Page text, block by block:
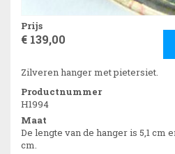
Prijs
€ 139,00
Zilveren hanger met pietersiet.
Productnummer
H1994
Maat
De lengte van de hanger is 5,1 cm
cm.